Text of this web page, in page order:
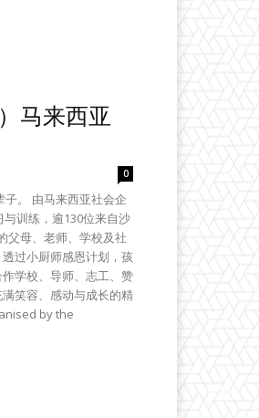
马来西亚
0
。 由马来西亚社会企
训练，逾130位来自沙
父母、老师、学校及社
过小厨师感恩计划，孩
学校、导师、志工、赞
笑容、感动与成长的精
by the